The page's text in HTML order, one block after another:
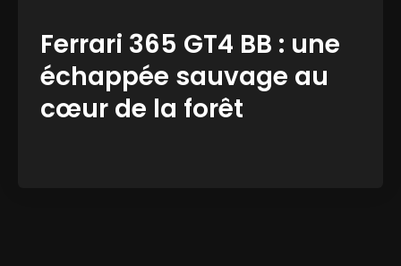
Ferrari 365 GT4 BB : une
échappée sauvage au
cœur de la forêt